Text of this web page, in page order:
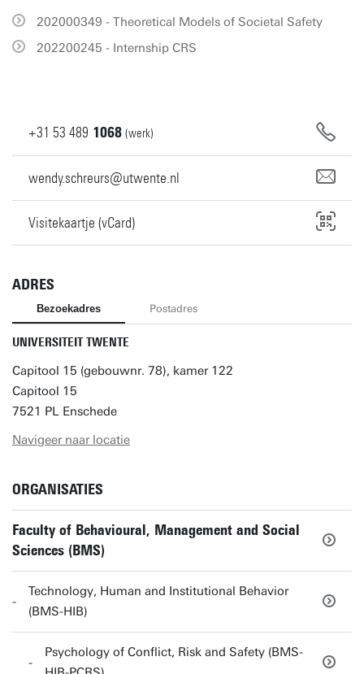
202000349 - Theoretical Models of Societal Safety
202200245 - Internship CRS
+31 53 489 1068 (werk)
wendy.schreurs@utwente.nl
Visitekaartje (vCard)
ADRES
Bezoekadres Postadres
UNIVERSITEIT TWENTE
Capitool 15 (gebouwnr. 78), kamer 122
Capitool 15
7521 PL Enschede
Navigeer naar locatie
ORGANISATIES
Faculty of Behavioural, Management and Social
Sciences (BMS)
Technology, Human and Institutional Behavior
(BMS-HIB)
Psychology of Conflict, Risk and Safety (BMS-